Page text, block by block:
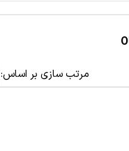
مرتب سازی بر اساس: